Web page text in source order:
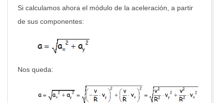
Si calculamos ahora el módulo de la aceleración, a partir
de sus componentes:
Nos queda: